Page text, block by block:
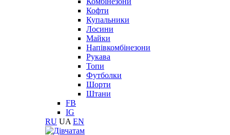
Кофти
Купальники
Лосини
Майки
Напівкомбінезони
Рукава
Топи
Футболки
Шорти
Штани
FB
IG
RU UA EN